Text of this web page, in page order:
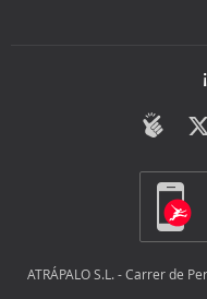
ATRÁPALO S.L. - Carrer de